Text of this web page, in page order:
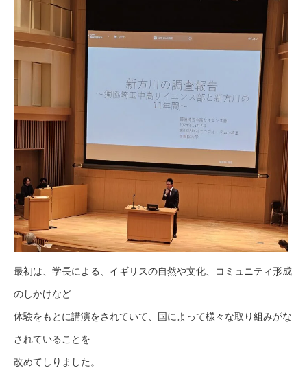
最初は、学長による、イギリスの自然や文化、コミュニティ形成
のしかけなど
体験をもとに講演をされていて、国によって様々な取り組みがな
されていることを
改めてしりました。